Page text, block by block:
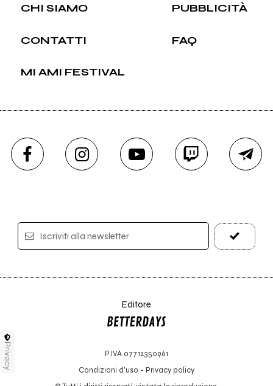
CHI SIAMO PUBBLICITÀ
CONTATTI FAQ
MI AMI FESTIVAL
Iscriviti alla newsletter
Editore
P.IVA 07712350961
Condizioni d'uso - Privacy policy
Privacy